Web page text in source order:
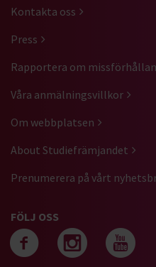
Kontakta oss
Press
Rapportera om
Våra anmälningsvillkor
Om webbplatsen
About Studiefrämjandet
Prenumerera på vårt
FÖLJ OSS